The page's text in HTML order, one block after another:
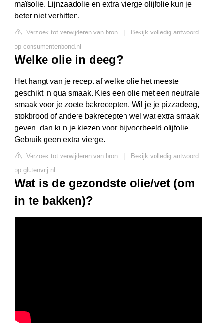
maïsolie. Lijnzaadolie en extra vierge olijfolie kun je
beter niet verhitten.
Verzoek tot verwijderen van bron
Bekijk volledig antwoord
op consumentenbond.nl
Welke olie in deeg?
Het hangt van je recept af welke olie het meeste
geschikt in qua smaak. Kies een olie met een neutrale
smaak voor je zoete bakrecepten. Wil je je pizzadeeg,
stokbrood of andere bakrecepten wel wat extra smaak
geven, dan kun je kiezen voor bijvoorbeeld olijfolie.
Gebruik geen extra vierge.
Verzoek tot verwijderen van bron
Bekijk volledig antwoord
op glutenvrij.nl
Wat is de gezondste olie/vet (om
in te bakken)?